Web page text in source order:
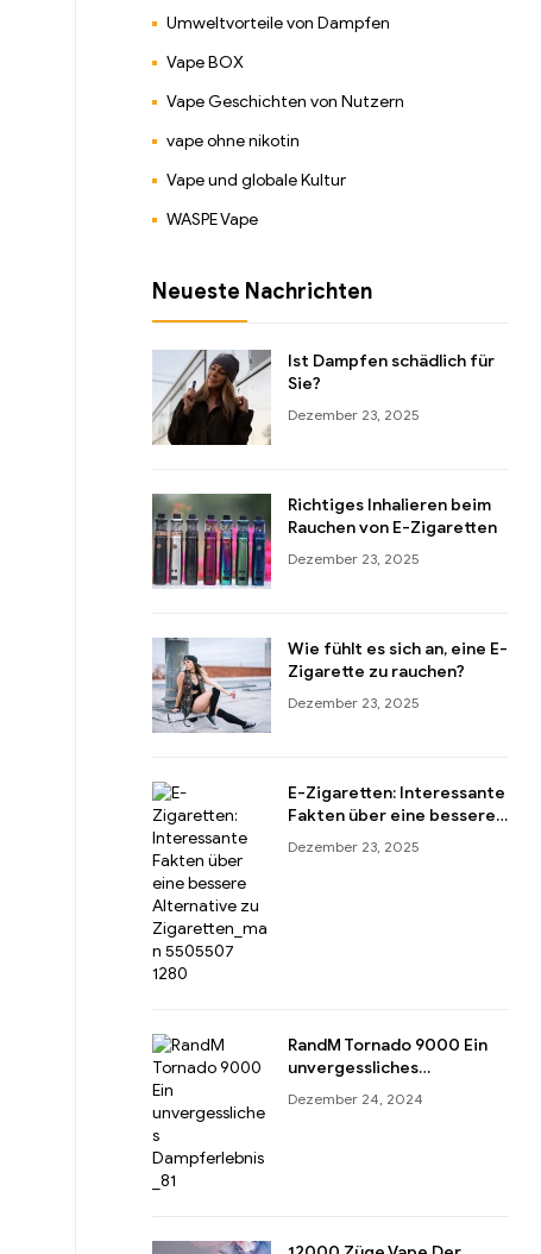
Umweltvorteile von Dampfen
Vape BOX
Vape Geschichten von Nutzern
vape ohne nikotin
Vape und globale Kultur
WASPE Vape
Neueste Nachrichten
Ist Dampfen schädlich für
Sie?
Dezember 23, 2025
Richtiges Inhalieren beim
Rauchen von E-Zigaretten
Dezember 23, 2025
Wie fühlt es sich an, eine E-
Zigarette zu rauchen?
Dezember 23, 2025
E-Zigaretten: Interessante
Fakten über eine bessere
Alternative zu Zigaretten
Dezember 23, 2025
RandM Tornado 9000 Ein
unvergessliches
Dampferlebnis
Dezember 24, 2024